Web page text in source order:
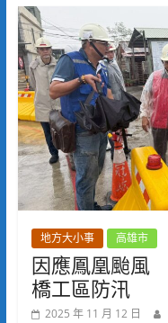
地方大小事 高雄市
因應鳳凰颱風
橋工區防汛
2025 年 11 月 12 日